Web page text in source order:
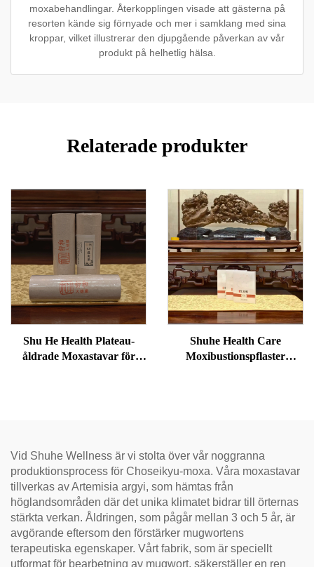
moxabehandlingar. Återkopplingen visade att gästerna på
resorten kände sig förnyade och mer i samklang med sina
kroppar, vilket illustrerar den djupgående påverkan av vår
produkt på helhetlig hälsa.
Relaterade produkter
Shu He Health Plateau-
åldrade Moxastavar för
Shuhe Health Care
Moxibustionspflaster
Vid Shuhe Wellness är vi stolta över vår noggranna
produktionsprocess för Choseikyu-moxa. Våra moxastavar
tillverkas av Artemisia argyi, som hämtas från
höglandsområden där det unika klimatet bidrar till örternas
stärkta verkan. Åldringen, som pågår mellan 3 och 5 år, är
avgörande eftersom den förstärker mugwortens
terapeutiska egenskaper. Vårt fabrik, som är speciellt
utformat för bearbetning av mugwort, säkerställer en ren